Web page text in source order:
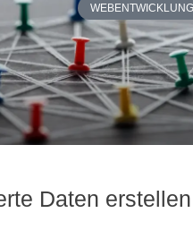
Daten erstellen